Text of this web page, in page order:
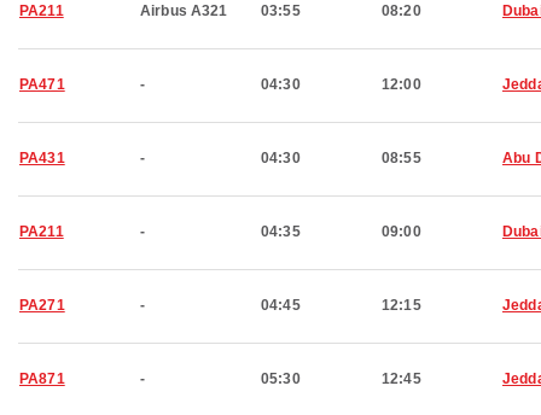
PA211 Airbus A321 03:55 08:20
PA471 - 04:30 12:00
PA431 - 04:30 08:55 Abu
PA211 - 04:35 09:00
PA271 - 04:45 12:15
PA871 - 05:30 12:45